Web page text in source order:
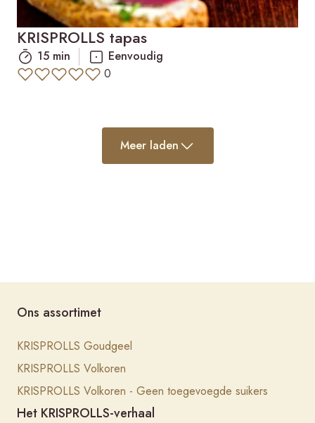
KRISPROLLS tapas
15 min
Eenvoudig
0
Meer laden
Ons assortimet
KRISPROLLS Goudgeel
KRISPROLLS Volkoren
KRISPROLLS Volkoren - Geen toegevoegde suikers
Het KRISPROLLS-verhaal